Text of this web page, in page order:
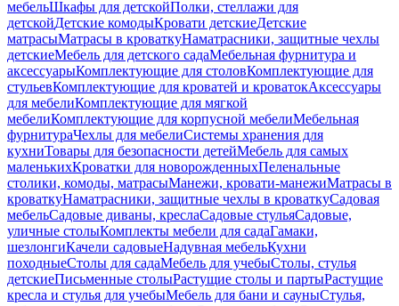
мебельШкафы для детскойПолки, стеллажи для
детскойДетские комодыКровати детскиеДетские
матрасыМатрасы в кроваткуНаматрасники, защитные чехлы
детскиеМебель для детского садаМебельная фурнитура и
аксессуарыКомплектующие для столовКомплектующие для
стульевКомплектующие для кроватей и кроватокАксессуары
для мебелиКомплектующие для мягкой
мебелиКомплектующие для корпусной мебелиМебельная
фурнитураЧехлы для мебелиСистемы хранения для
кухниТовары для безопасности детейМебель для самых
маленькихКроватки для новорожденныхПеленальные
столики, комоды, матрасыМанежи, кровати-манежиМатрасы в
кроваткуНаматрасники, защитные чехлы в кроваткуСадовая
мебельСадовые диваны, креслаСадовые стульяСадовые,
уличные столыКомплекты мебели для садаГамаки,
шезлонгиКачели садовыеНадувная мебельКухни
походныеСтолы для садаМебель для учебыСтолы, стулья
детскиеПисьменные столыРастущие столы и партыРастущие
кресла и стулья для учебыМебель для бани и сауныСтулья,